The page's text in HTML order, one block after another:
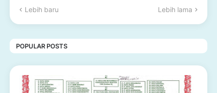
Lebih baru Lebih lama
POPULAR POSTS